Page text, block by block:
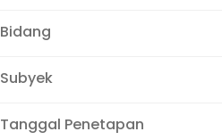
Bidang
Subyek
Tanggal Penetapan